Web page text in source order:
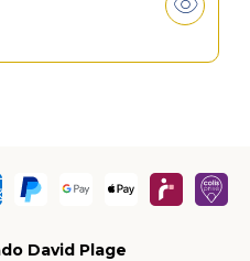
David Plage